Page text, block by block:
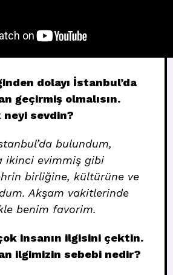
dolayı İstanbul’da
geçirmiş olmalısın.
neyi sevdin?
bulundum,
ikinci evimmiş gibi
birliğine, kültürüne ve
Akşam vakitlerinde
benim favorim.
insanın ilgisini çektin.
ilgimizin sebebi nedir?